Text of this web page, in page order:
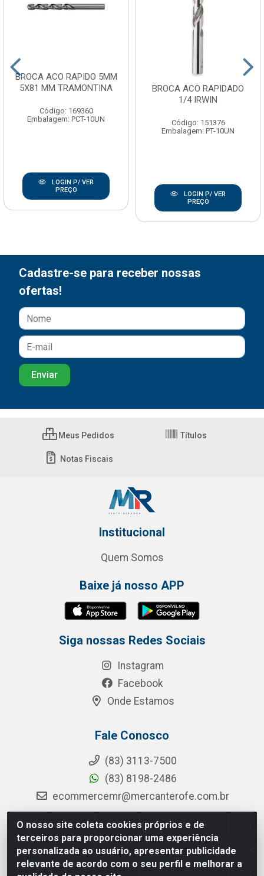
BROCA ACO RAPIDO 5MM
5X81 MM TRAMONTINA
Código: 169360
Embalagem: PCT-10UN
LOGIN P/ VER
PREÇO
BROCA ACO RAPIDADO
1/4 IRWIN
Código: 151376
Embalagem: PT-10UN
LOGIN P/ VER
PREÇO
O nosso site coleta cookies próprios e de
terceiros para proporcionar uma experiência
personalizada ao usuário, apresentar publicidade
relevante de acordo com o seu perfil e melhorar a
Cadastre-se para receber nossas
ofertas!
Meus Pedidos Títulos
Notas Fiscais
Institucional
Quem Somos
Baixe já nosso APP
Siga nossas Redes Sociais
Instagram
Facebook
Onde Estamos
Fale Conosco
(83) 3113-7500
(83) 8198-2486
ecommercemr@mercanterofe.com.br
MR Distribuidora - Rua Hortêncio Ribeiro de Luna, 3777 -
Distrito Industrial, João Pessoa/PB - CEP 58081-400 -
CNPJ 35.428.312/0001-85